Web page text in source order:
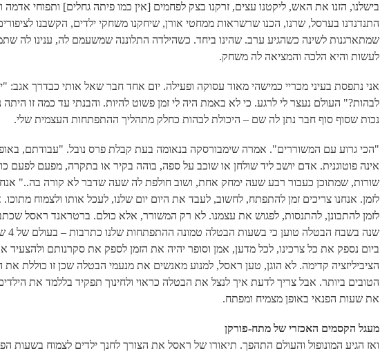
בישלנו, הזנו את האש, ליקטנו עצים, זרקנו בצק לפחמים [אין כמו פיתה גחלים] ותפוחי אדמה
התנדנדנו בערסל, שרנו, הכנו שרשראות ממחטי אורן, שיחקנו משחקי ילדים, הקשבנו
שמתארגנות לשינה כשהגיע ערב. שהינו ביחד. כשהילדה התלוננה שמשעמם לה, ענינו לה
לעשות והיא הלכה והמציאה לה משחק.
אני נתפסת בעיני מכריי כמישהי מאוד עסוקה ופעילה. יום אחד חבר שאל אותי כבדרך אגב:
לבהות?" העולם נעצר לי לרגע. כי לא באמת היה לי זמן פשוט להיות. והבנתי עד כמה זו היתה
נכות שסוף סוף חבר נתן לה שם – היכולת לבהות כחלק מתהליך ההתפתחות העצמית שלי.
"הכי גרוע עם המשוררים". אמרה שימבורסקה בנאומה בעת קבלת פרס נובל. "עבודתם,
אינה פוטוגנית. אדם יושב ליד שולחן או שוכב על ספה, בוהה בקיר או בתקרה, מפעם לפעם
שורות, שמתוכן כעבור רבע שעה ימחק אחת, ושוב חולפת לה שעה שדבר לא קורה בה.."
לזמן. אנחנו צריכים זמן להתפתח, לחשוב, לעבד את היום יום שלנו, לעכל אותו ולצמוח מתוכו.
שנה
ביום נספק את כל צרכינו, לכל מדען, אמן וסופר יהיה את הזמן לספק את סקרנותם ולהצעיד
הציביליזציה קדימה. לא הוגן, טען ראסל, למנוע מאנשים את מנעמי הבטלה שכן זו כוללת את
הטובים ביותר. אבל צריך לדעת איך לנצל את הבטלה כראוי ולחינוך תפקיד בללמד את
את שעות הפנאי באופן מצמיח ומפתח.
מעגל הקסמים האכזרי של מתח-פורקן
ואז הגיע המונופול והעולם התהפך. תיאורו של ראסל את הצורך לחנך ילדים לצמוח בשעות